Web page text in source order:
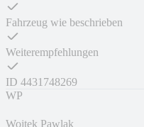
Fahrzeug wie beschrieben
Weiterempfehlungen
ID 4431748269
WP
Wojtek Pawlak